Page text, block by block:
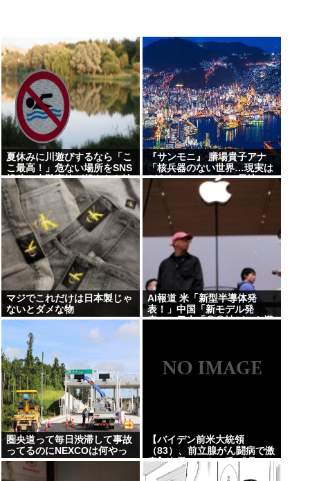
夏休みに川遊びするなら「こ
こ最高！」危ない場所をSNS
投稿、水難事故が起きたら法
的責任を問われる？ 福岡県八
女市の星野川
『サンモニ』 膳場貴子アナ
「核兵器のない世界…現実は
どうなのでしょう」 長崎への
原爆投下から81年の日に
マジでこれだけは日本製じゃ
ないとダメな物
AI報道 米「新型半導体発
表！」中国「新モデル発
表！」日本「〇〇社がAIを導
圏央道って毎日渋滞して事故
ってるのにNEXCOは何やっ
てんの？
【バイデン前米大統領
（83）、前立腺がん闘病で激
痛】次男ハンター氏 「見てい
てとてもつらい」